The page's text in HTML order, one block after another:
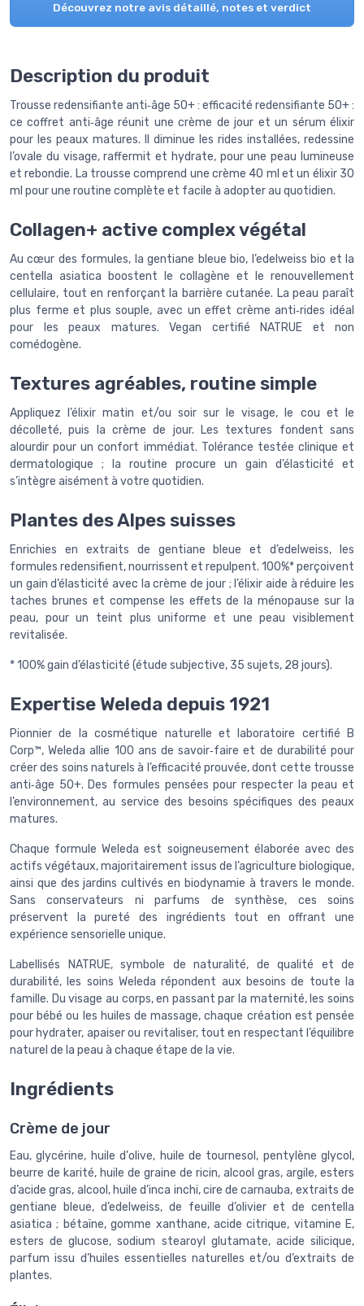
Découvrez notre avis détaillé, notes et verdict
Description du produit
Trousse redensifiante anti‑âge 50+ : efficacité redensifiante 50+ :
ce coffret anti‑âge réunit une crème de jour et un sérum élixir
pour les peaux matures. Il diminue les rides installées, redessine
l’ovale du visage, raffermit et hydrate, pour une peau lumineuse
et rebondie. La trousse comprend une crème 40 ml et un élixir 30
ml pour une routine complète et facile à adopter au quotidien.
Collagen+ active complex végétal
Au cœur des formules, la gentiane bleue bio, l’edelweiss bio et la
centella asiatica boostent le collagène et le renouvellement
cellulaire, tout en renforçant la barrière cutanée. La peau paraît
plus ferme et plus souple, avec un effet crème anti‑rides idéal
pour les peaux matures. Vegan certifié NATRUE et non
comédogène.
Textures agréables, routine simple
Appliquez l’élixir matin et/ou soir sur le visage, le cou et le
décolleté, puis la crème de jour. Les textures fondent sans
alourdir pour un confort immédiat. Tolérance testée clinique et
dermatologique ; la routine procure un gain d’élasticité et
s’intègre aisément à votre quotidien.
Plantes des Alpes suisses
Enrichies en extraits de gentiane bleue et d’edelweiss, les
formules redensifient, nourrissent et repulpent. 100%* perçoivent
un gain d’élasticité avec la crème de jour ; l’élixir aide à réduire les
taches brunes et compense les effets de la ménopause sur la
peau, pour un teint plus uniforme et une peau visiblement
revitalisée.
* 100% gain d’élasticité (étude subjective, 35 sujets, 28 jours).
Expertise Weleda depuis 1921
Pionnier de la cosmétique naturelle et laboratoire certifié B
Corp™, Weleda allie 100 ans de savoir‑faire et de durabilité pour
créer des soins naturels à l’efficacité prouvée, dont cette trousse
anti‑âge 50+. Des formules pensées pour respecter la peau et
l’environnement, au service des besoins spécifiques des peaux
matures.
Chaque formule Weleda est soigneusement élaborée avec des
actifs végétaux, majoritairement issus de l’agriculture biologique,
ainsi que des jardins cultivés en biodynamie à travers le monde.
Sans conservateurs ni parfums de synthèse, ces soins
préservent la pureté des ingrédients tout en offrant une
expérience sensorielle unique.
Labellisés NATRUE, symbole de naturalité, de qualité et de
durabilité, les soins Weleda répondent aux besoins de toute la
famille. Du visage au corps, en passant par la maternité, les soins
pour bébé ou les huiles de massage, chaque création est pensée
pour hydrater, apaiser ou revitaliser, tout en respectant l’équilibre
naturel de la peau à chaque étape de la vie.
Ingrédients
Crème de jour
Eau, glycérine, huile d'olive, huile de tournesol, pentylène glycol,
beurre de karité, huile de graine de ricin, alcool gras, argile, esters
d’acide gras, alcool, huile d’inca inchi, cire de carnauba, extraits de
gentiane bleue, d’edelweiss, de feuille d’olivier et de centella
asiatica ; bétaïne, gomme xanthane, acide citrique, vitamine E,
esters de glucose, sodium stearoyl glutamate, acide silicique,
parfum issu d’huiles essentielles naturelles et/ou d’extraits de
plantes.